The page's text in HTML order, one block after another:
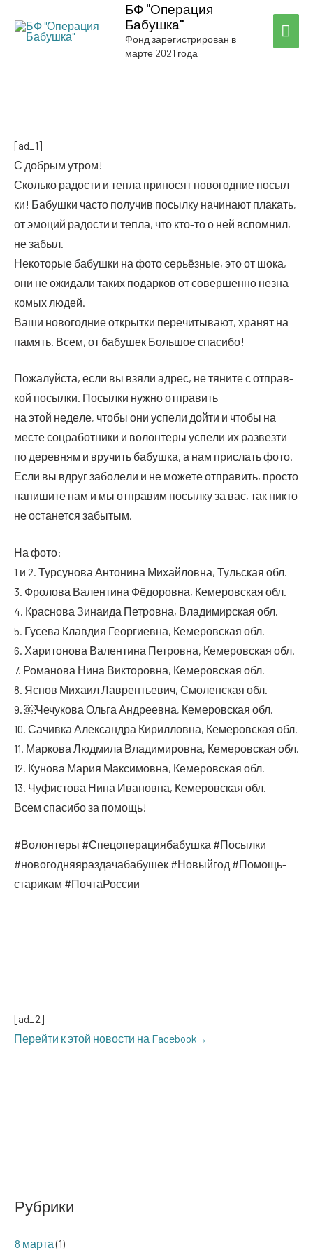
БФ "Операция
Бабушка"
Фонд зарегистрирован в
марте 2021 года
Рубрики
8 марта(1)
[ad_1]
С доб­рым утром!
Сколь­ко радо­сти и теп­ла при­но­сят ново­год­ние посыл­
ки! Бабуш­ки часто полу­чив посыл­ку начи­на­ют пла­кать,
от эмо­ций радо­сти и теп­ла, что кто-то о ней вспом­нил,
не забыл.
Неко­то­рые бабуш­ки на фото серьёз­ные, это от шока,
они не ожи­да­ли таких подар­ков от совер­шен­но незна­
ко­мых людей.
Ваши ново­год­ние открыт­ки пере­чи­ты­ва­ют, хра­нят на
память. Всем, от бабу­шек Боль­шое спасибо!
Пожа­луй­ста, если вы взя­ли адрес, не тяни­те с отправ­
кой посыл­ки. Посыл­ки нуж­но отправить
на этой неде­ле, что­бы они успе­ли дой­ти и что­бы на
месте соц­ра­бот­ни­ки и волон­те­ры успе­ли их раз­вез­ти
по дерев­ням и вру­чить бабуш­ка, а нам при­слать фото.
Если вы вдруг забо­ле­ли и не може­те отпра­вить, про­сто
напи­ши­те нам и мы отпра­вим посыл­ку за вас, так никто
не оста­нет­ся забытым.
На фото:
1 и 2. Тур­су­но­ва Анто­ни­на Михай­лов­на, Туль­ская обл.
3. Фро­ло­ва Вален­ти­на Фёдо­ров­на, Кеме­ров­ская обл.
4. Крас­но­ва Зина­и­да Пет­ров­на, Вла­ди­мир­ская обл.
5. Гусе­ва Клав­дия Геор­ги­ев­на, Кеме­ров­ская обл.
6. Хари­то­но­ва Вален­ти­на Пет­ров­на, Кеме­ров­ская обл.
7. Рома­но­ва Нина Вик­то­ров­на, Кеме­ров­ская обл.
8. Яснов Миха­ил Лав­рен­тье­вич, Смо­лен­ская обл.
9. ￼Чечу­ко­ва Оль­га Андре­ев­на, Кеме­ров­ская обл.
10. Сачив­ка Алек­сандра Кирил­лов­на, Кеме­ров­ская обл.
11. Мар­ко­ва Люд­ми­ла Вла­ди­ми­ров­на, Кеме­ров­ская обл.
12. Куно­ва Мария Мак­си­мов­на, Кеме­ров­ская обл.
13. Чуфи­сто­ва Нина Ива­нов­на, Кеме­ров­ская обл.
Всем спа­си­бо за помощь!
#Волон­те­ры #Спе­цо­пе­ра­ци­я­ба­буш­ка #Посыл­ки
#ново­год­ня­я­раз­да­ча­ба­бу­шек #Новый­год #Помо­щь­
ста­ри­кам #Поч­та­Рос­сии
[ad_2]
Перей­ти к этой ново­сти на Facebook→